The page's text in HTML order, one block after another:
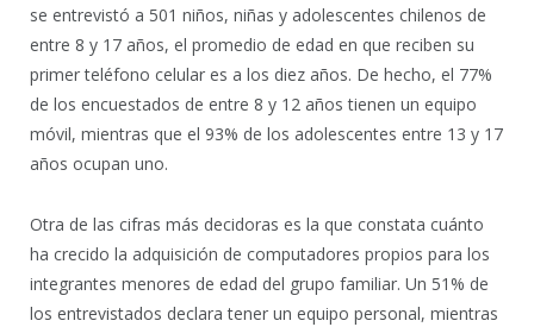
se entrevistó a 501 niños, niñas y adolescentes chilenos de
entre 8 y 17 años, el promedio de edad en que reciben su
primer teléfono celular es a los diez años. De hecho, el 77%
de los encuestados de entre 8 y 12 años tienen un equipo
móvil, mientras que el 93% de los adolescentes entre 13 y 17
años ocupan uno.
Otra de las cifras más decidoras es la que constata cuánto
ha crecido la adquisición de computadores propios para los
integrantes menores de edad del grupo familiar. Un 51% de
los entrevistados declara tener un equipo personal, mientras